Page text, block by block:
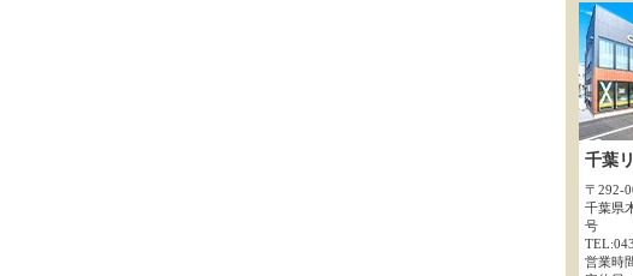
千葉
〒292-
千葉県
号
営業時